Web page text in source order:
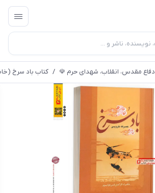
دفاع مقدس، انقلاب، شهدای حرم ☫ / کتاب باد سرخ